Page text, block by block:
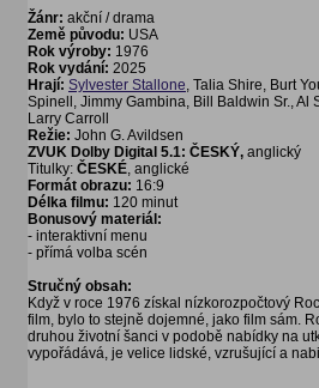
Žánr: akční / drama
Země původu: USA
Rok výroby: 1976
Rok vydání: 2025
Hrají: Sylvester Stallone, Talia Shire, Burt
Spinell, Jimmy Gambina, Bill Baldwin Sr.,
Larry Carroll
Režie: John G. Avildsen
ZVUK Dolby Digital 5.1: ČESKÝ, anglický
Titulky: ČESKÉ, anglické
Formát obrazu: 16:9
Délka filmu: 120 minut
Bonusový materiál:
- interaktivní menu
- přímá volba scén
Stručný obsah:
Když v roce 1976 získal nízkorozpočtový
film, bylo to stejně dojemné, jako film sám.
druhou životní šanci v podobě nabídky na
vypořádává, je velice lidské, vzrušující a